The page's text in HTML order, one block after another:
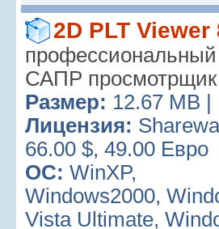
2D PLT Viewer
профессиональный
САПР просмотрщик
Размер: 12.67 MB |
Лицензия:
66.00 $, 49.00 Евро
ОС: WinXP,
Windows2000,
Vista Ultimate,